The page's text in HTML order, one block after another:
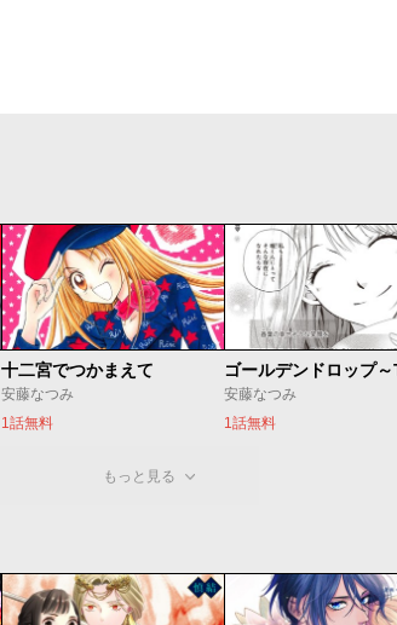
十二宮でつかまえて
安藤なつみ
1話無料
安藤なつみ
1話無料
もっと見る